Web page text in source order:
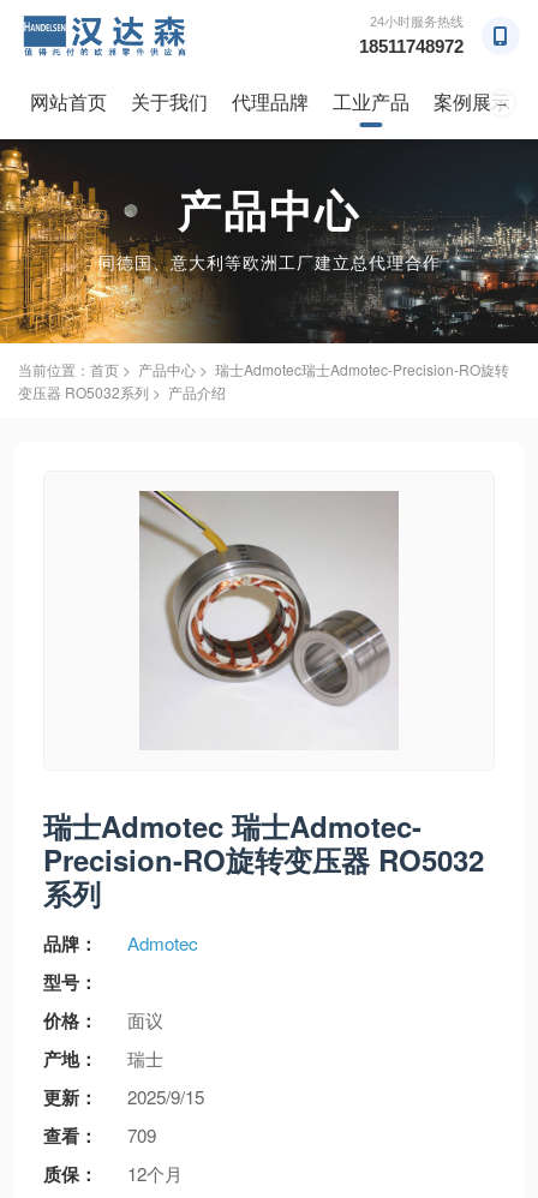
24小时服务热线
18511748972
→
网站首页 关于我们 代理品牌 工业产品 案例展示
产品中心
同德国、意大利等欧洲工厂建立总代理合作
当前位置： 首页 > 产品中心 > 瑞士Admotec瑞士Admotec-Precision-RO旋转
变压器 RO5032系列 > 产品介绍
瑞士Admotec 瑞士Admotec-
Precision-RO旋转变压器 RO5032
系列
品牌： Admotec
型号：
价格：
面议
产地： 瑞士
更新： 2025/9/15
查看： 709
质保： 12个月